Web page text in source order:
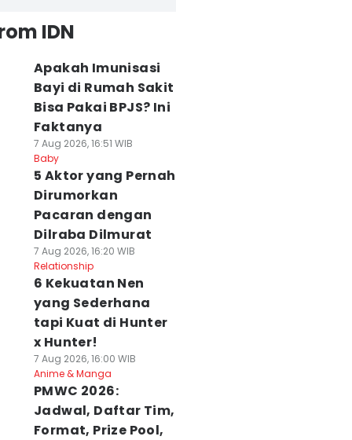
IDN
Apakah Imunisasi
Bayi di Rumah Sakit
Bisa Pakai BPJS? Ini
Faktanya
7 Aug 2026, 16:51 WIB
Baby
5 Aktor yang Pernah
Dirumorkan
Pacaran dengan
Dilraba Dilmurat
7 Aug 2026, 16:20 WIB
Relationship
6 Kekuatan Nen
yang Sederhana
tapi Kuat di Hunter
x Hunter!
7 Aug 2026, 16:00 WIB
Anime & Manga
PMWC 2026:
Jadwal, Daftar Tim,
Format, Prize Pool,